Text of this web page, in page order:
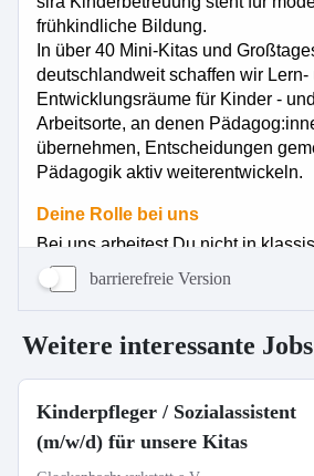
barrierefreie Version
Weitere interessante Jobs
Kinderpfleger / Sozialassistent
(m/w/d) für unsere Kitas